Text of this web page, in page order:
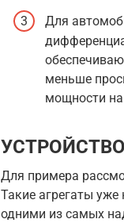
Для
меньше
мощности
Для примера
Такие агрегаты
одними из самых